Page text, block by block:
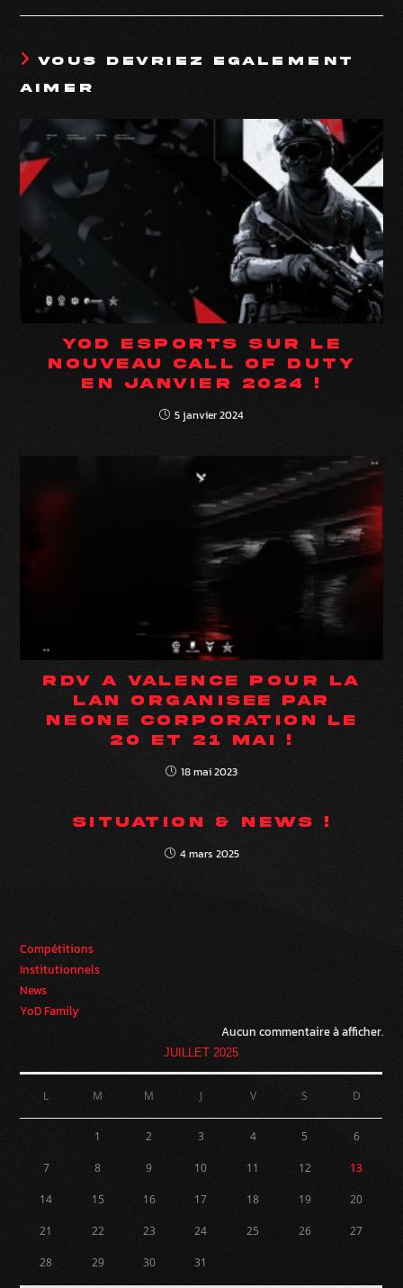
VOUS DEVRIEZ ÉGALEMENT
AIMER
YOD ESPORTS SUR LE
NOUVEAU CALL OF DUTY
EN JANVIER 2024 !
5 janvier 2024
RDV À VALENCE POUR LA
LAN ORGANISÉE PAR
NEONE CORPORATION LE
20 ET 21 MAI !
18 mai 2023
SITUATION & NEWS !
4 mars 2025
Compétitions
Institutionnels
News
YoD Family
Aucun commentaire à afficher.
JUILLET 2025
L M M J V S D
1 2 3 4 5 6
7 8 9 10 11 12 13
14 15 16 17 18 19 20
21 22 23 24 25 26 27
28 29 30 31